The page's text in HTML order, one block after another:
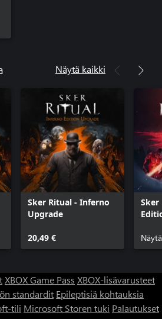
Näytä kaikki
Sker Ritual - Inferno
Upgrade
20,49 €
XBOX Game Pass XBOX-lisävarusteet
standardit Epileptisiä kohtauksia
tili Microsoft Storen tuki Palautukset